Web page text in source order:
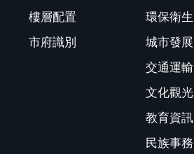
樓層配置
市府識別
環保衛生
城市發展
交通運輸
文化觀光
教育資訊
民族事務